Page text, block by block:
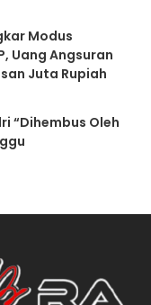
Modus
Uang Angsuran
Juta Rupiah
“Dihembus Oleh